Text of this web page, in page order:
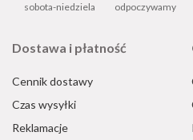
Dostawa i płatność
Cennik dostawy
Czas wysyłki
Reklamacje
sobota-niedziela
odpoczywamy